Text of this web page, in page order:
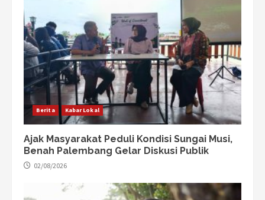
Berita Kabar Lokal
Ajak Masyarakat Peduli Kondisi Sungai Musi,
Benah Palembang Gelar Diskusi Publik
02/08/2026